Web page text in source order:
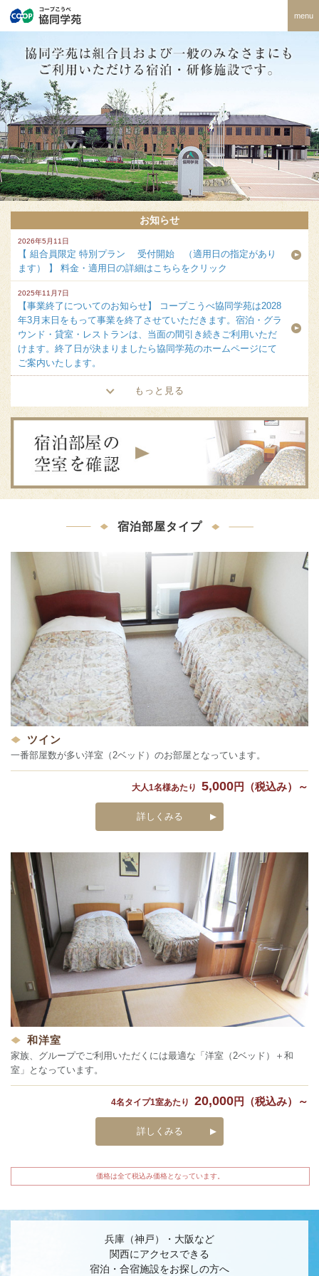
menu
お知らせ
2026年5月11日
【 組合員限定 特別プラン 受付開始 （適用日の指定があり
ます） 】 料金・適用日の詳細はこちらをクリック
2025年11月7日
【事業終了についてのお知らせ】 コープこうべ協同学苑は2028
年3月末日をもって事業を終了させていただきます。宿泊・グラ
ウンド・貸室・レストランは、当面の間引き続きご利用いただ
けます。終了日が決まりましたら協同学苑のホームページにて
ご案内いたします。
もっと見る
宿泊部屋タイプ
ツイン
一番部屋数が多い洋室（2ベッド）のお部屋となっています。
大人1名様あたり 5,000円（税込み）～
詳しくみる
和洋室
家族、グループでご利用いただくには最適な「洋室（2ベッド）＋和
室」となっています。
4名タイプ1室あたり 20,000円（税込み）～
詳しくみる
価格は全て税込み価格となっています。
兵庫（神戸）・大阪など
関西にアクセスできる
宿泊・合宿施設をお探しの方へ